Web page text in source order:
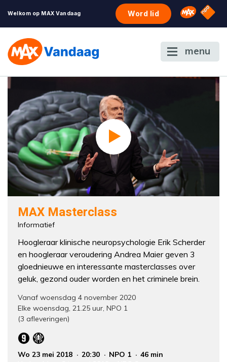
Welkom op MAX Vandaag Word lid Omroep
NPO
menu
MAX Masterclass
Informatief
Hoogleraar klinische neuropsychologie Erik Scherder
en hoogleraar veroudering Andrea Maier geven 3
gloednieuwe en interessante masterclasses over
geluk, gezond ouder worden en het criminele brein.
Vanaf woensdag 4 november 2020
Elke woensdag, 21.25 uur, NPO 1
(3 afleveringen)
Wo 23 mei 2018 20:30 NPO 1
46 min